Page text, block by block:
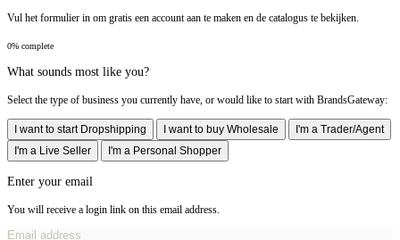
Vul het formulier in om gratis een account aan te maken en de catalogus te bekijken.
0% complete
What sounds most like you?
Select the type of business you currently have, or would like to start with BrandsGateway:
I want to start Dropshipping I want to buy Wholesale
I'm a Trader/Agent
I'm a Live Seller
I'm a Personal Shopper
Enter your email
You will receive a login link on this email address.